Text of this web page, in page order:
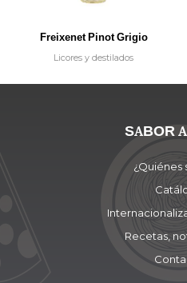
Freixenet Pinot Grigio
Licores y destilados
SABOR
¿Quiénes
Recetas,